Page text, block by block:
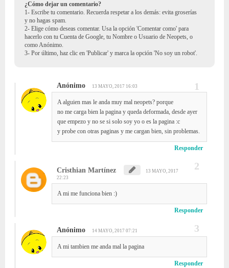
¿Cómo dejar un comentario?
1- Escribe tu comentario. Recuerda respetar a los demás: evita groserías
y no hagas spam.
2- Elige cómo deseas comentar. Usa la opción 'Comentar como' para
hacerlo con tu Cuenta de Google, tu Nombre o Usuario de Neopets, o
como Anónimo.
3- Por último, haz clic en 'Publicar' y marca la opción 'No soy un robot'.
Anónimo 13 MAYO, 2017 16:03
A alguien mas le anda muy mal neopets? porque
no me carga bien la pagina y queda deformada, desde ayer
que empezo y no se si solo soy yo o es la pagina :c
y probe con otras paginas y me cargan bien, sin problemas.
Responder
Cristhian Martínez
13 MAYO, 2017
22:23
A mi me funciona bien :)
Responder
Anónimo 14 MAYO, 2017 07:21
A mi tambien me anda mal la pagina
Responder